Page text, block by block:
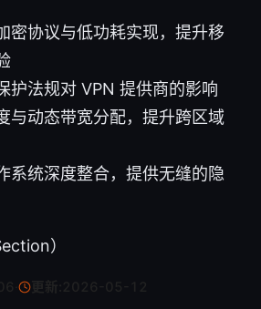
密协议与低功耗实现，提升移
护法规对 VPN 提供商的影响
与动态带宽分配，提升跨区域
系统深度整合，提供无缝的隐
）
更新: